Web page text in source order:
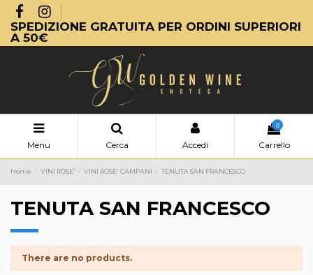
SPEDIZIONE GRATUITA PER ORDINI SUPERIORI
A 50€
Menu Cerca Accedi
0
Carrello
Home VINI ROSE' VINI ROSE' CAMPANI TENUTA SAN FRANCESCO
TENUTA SAN FRANCESCO
There are no products.